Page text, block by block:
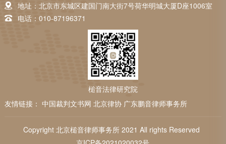
地址：北京市东城区建国门南大街7号荷华明城大厦D座1006室
电话：010-87196371
槌音法律研究院
友情链接： 中国裁判文书网 北京律协 广东鹏音律师事务所
Copyright 北京槌音律师事务所 2021 All rights Reserved